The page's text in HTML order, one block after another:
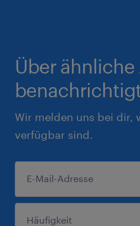
Über ähnliche
Wir melden uns bei dir,
verfügbar sind.